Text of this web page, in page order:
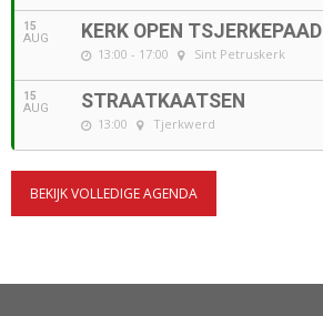
15
AUG KERK OPEN TSJERKEPAAD
13:00 - 17:00 Sint Petruskerk
15
AUG STRAATKAATSEN
13:00 Tjerkwerd
BEKIJK VOLLEDIGE AGENDA